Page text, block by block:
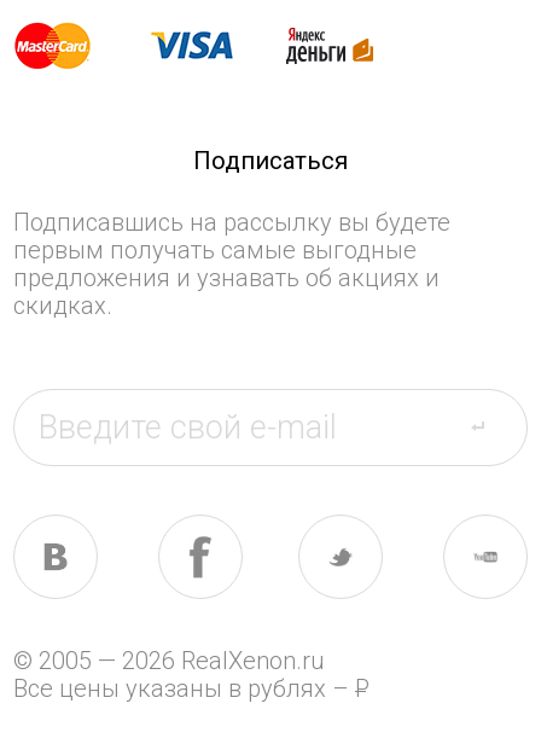
Подписаться
Подписавшись на рассылку вы будете
первым получать самые выгодные
предложения и узнавать об акциях и
скидках.
© 2005 — 2026 RealXenon.ru
Все цены указаны в рублях –P